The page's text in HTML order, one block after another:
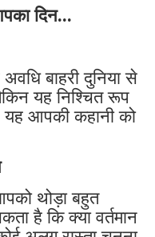
दिन...
बाहरी दुनिया से
यह निश्चित रूप
आपकी कहानी को
थोड़ा बहुत
है कि क्या वर्तमान